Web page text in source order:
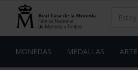
contenido
de
MONEDAS MEDALLAS